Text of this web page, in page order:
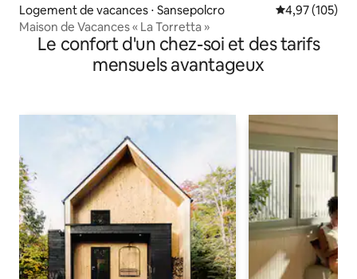
Logement de vacances ⋅ Sansepolcro Évaluation
4,97 (105)
Maison de Vacances « La Torretta »
Le confort d'un chez-soi et des tarifs
mensuels avantageux